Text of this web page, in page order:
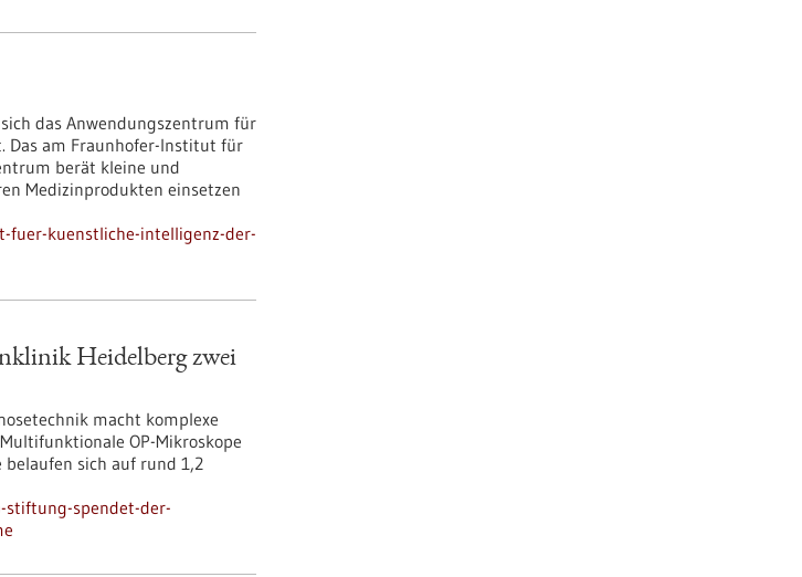
das Anwendungszentrum für
Das am Fraunhofer-Institut für
berät kleine und
Medizinprodukten einsetzen
kuenstliche-intelligenz-der-
Heidelberg zwei
macht komplexe
OP-Mikroskope
sich auf rund 1,2
spendet-der-